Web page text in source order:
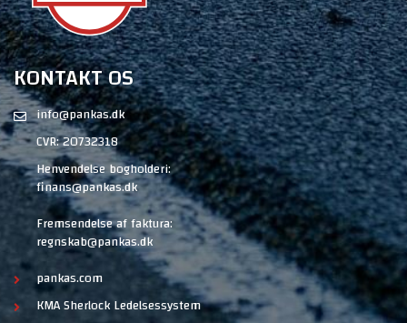
KONTAKT OS
info@pankas.dk
CVR: 20732318
Henvendelse bogholderi:
finans@pankas.dk
Fremsendelse af faktura:
regnskab@pankas.dk
pankas.com
KMA Sherlock Ledelsessystem